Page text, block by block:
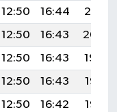
12:50 16:44
20:01
12:50 16:43
20:00
12:50 16:43
19:59
12:50 16:43
19:58
12:50 16:42
19:57